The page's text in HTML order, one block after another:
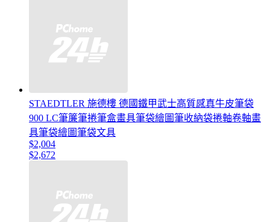
STAEDTLER 施德樓 德國鐵甲武士高質感真牛皮筆袋
900 LC筆簾筆捲筆盒畫具筆袋繪圖筆收納袋捲軸卷軸畫
具筆袋繪圖筆袋文具
$2,004
$2,672